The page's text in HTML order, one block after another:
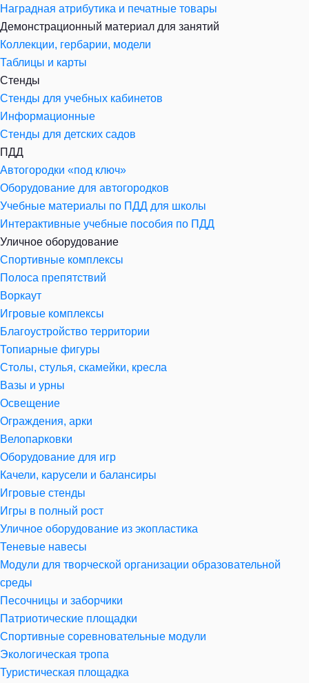
Наградная атрибутика и печатные товары
Демонстрационный материал для занятий
Коллекции, гербарии, модели
Таблицы и карты
Стенды
Стенды для учебных кабинетов
Информационные
Стенды для детских садов
ПДД
Автогородки «под ключ»
Оборудование для автогородков
Учебные материалы по ПДД для школы
Интерактивные учебные пособия по ПДД
Уличное оборудование
Спортивные комплексы
Полоса препятствий
Воркаут
Игровые комплексы
Благоустройство территории
Топиарные фигуры
Столы, стулья, скамейки, кресла
Вазы и урны
Освещение
Ограждения, арки
Велопарковки
Оборудование для игр
Качели, карусели и балансиры
Игровые стенды
Игры в полный рост
Уличное оборудование из экопластика
Теневые навесы
Модули для творческой организации образовательной
среды
Песочницы и заборчики
Патриотические площадки
Спортивные соревновательные модули
Экологическая тропа
Туристическая площадка